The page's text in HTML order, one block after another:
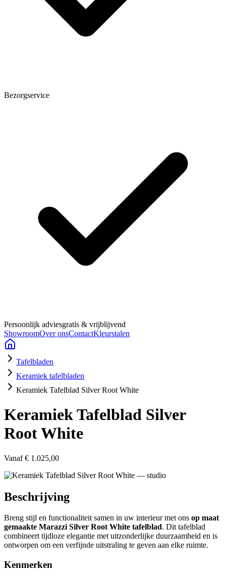
Bezorgservice
Persoonlijk adviesgratis & vrijblijvend
ShowroomOver onsContactKleurstalen
Tafelbladen
Keramiek tafelbladen
Keramiek Tafelblad Silver Root White
Keramiek Tafelblad Silver
Root White
Vanaf € 1.025,00
Beschrijving
Breng stijl en functionaliteit samen in uw interieur met ons op maat
gemaakte Marazzi Silver Root White tafelblad. Dit tafelblad
combineert tijdloze elegantie met uitzonderlijke duurzaamheid en is
ontworpen om een verfijnde uitstraling te geven aan elke ruimte.
Kenmerken